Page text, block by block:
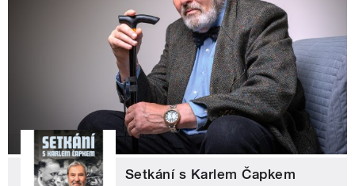
Setkání s Karlem Čapkem